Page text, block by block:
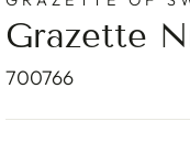
Grazette
700766